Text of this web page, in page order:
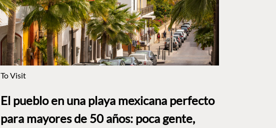
To Visit
El pueblo en una playa mexicana perfecto
para mayores de 50 años: poca gente,